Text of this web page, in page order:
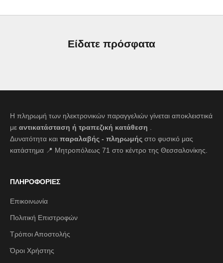
Είδατε πρόσφατα
Η πληρωμή των ηλεκτρονικών παραγγελιών γίνεται αποκλειστικά
με αντικατάσταση ή τραπεζική κατάθεση
Δυνατότητα και παραλαβής - πληρωμής στο φυσικό μας
κατάστημα 📍 Μητροπόλεως 71 στο κέντρο της Θεσσαλονίκης.
ΠΛΗΡΟΦΟΡΙΕΣ
Επικοινωνία
Πολιτική Επιστροφών
Τρόποι Αποστολής
Όροι Χρήστης